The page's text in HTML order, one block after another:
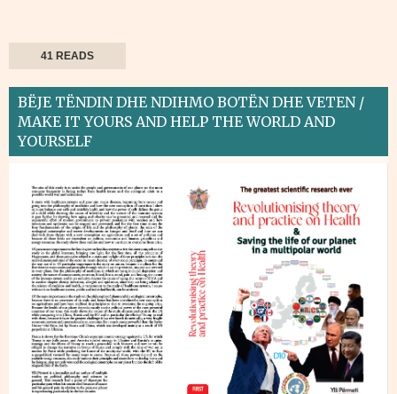
41 READS
BËJE TËNDIN DHE NDIHMO BOTËN DHE VETEN /
MAKE IT YOURS AND HELP THE WORLD AND
YOURSELF